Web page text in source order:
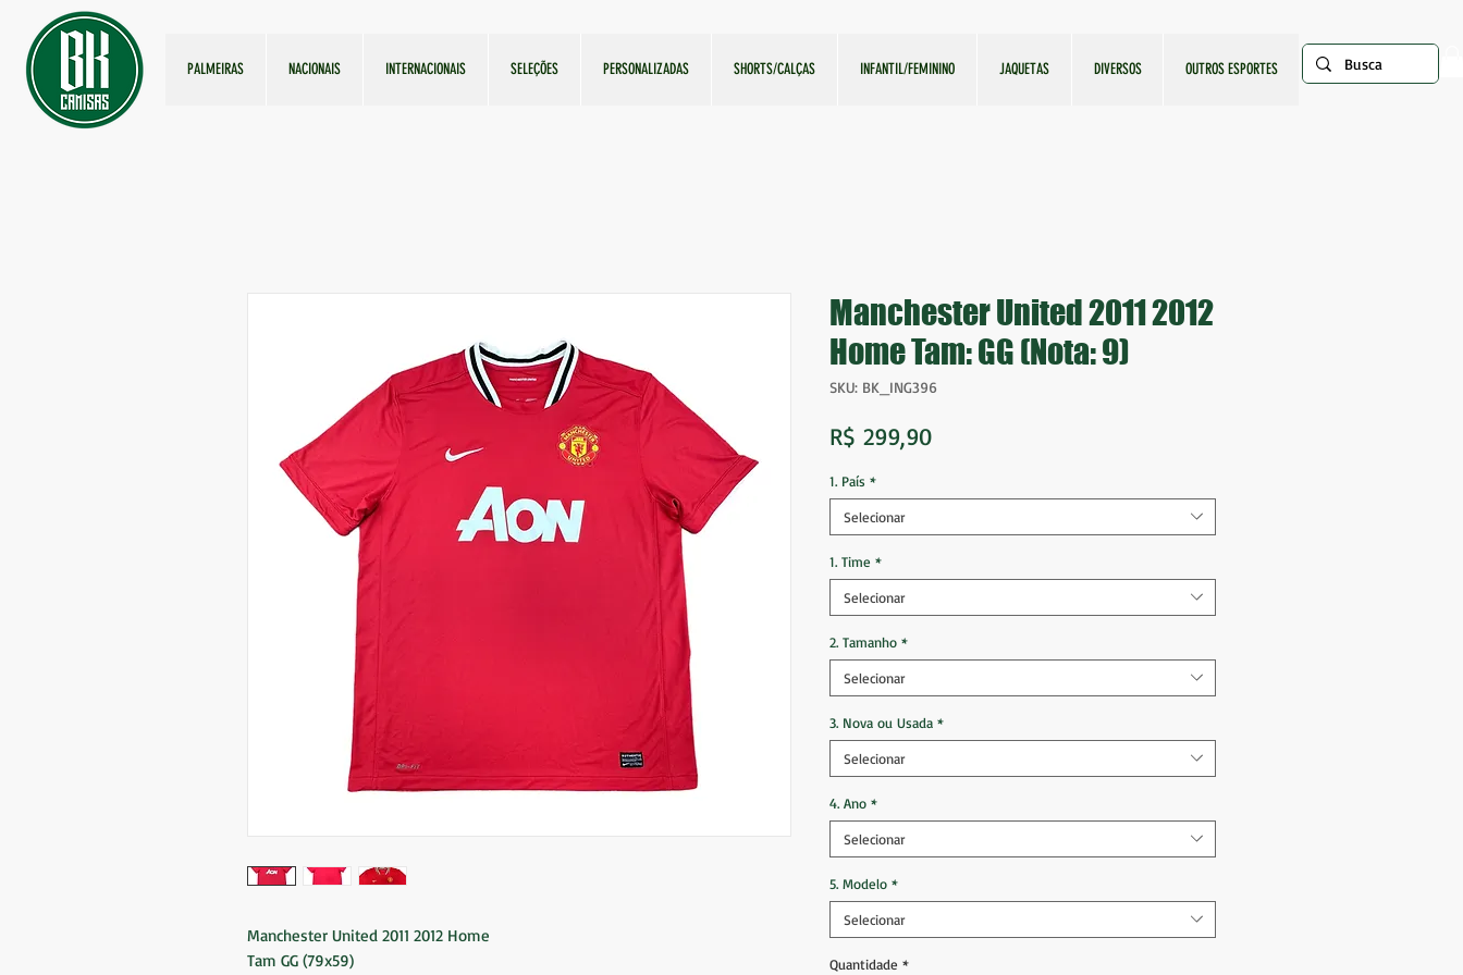
PALMEIRAS NACIONAIS INTERNACIONAIS SELEÇÕES PERSONALIZADAS SHORTS/CALÇAS INFANTIL/FEMININO JAQUETAS DIVERSOS OUTROS ESPORTES
Manchester United 2011 2012 Home
Tam GG (79x59)
Manchester United 2011 2012
Home Tam: GG (Nota: 9)
SKU: BK_ING396
R$ 299,90Preço
1. País *
Selecionar
1. Time *
Selecionar
2. Tamanho *
Selecionar
3. Nova ou Usada *
Selecionar
4. Ano *
Selecionar
5. Modelo *
Selecionar
Quantidade *